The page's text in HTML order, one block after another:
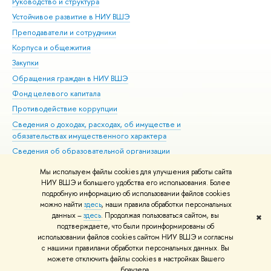
Мы используем файлы cookies для улучшения работы сайта
НИУ ВШЭ и большего удобства его использования. Более
подробную информацию об использовании файлов cookies
можно найти здесь, наши правила обработки персональных
данных –здесь. Продолжая пользоваться сайтом, вы
подтверждаете, что были проинформированы об
использовании файлов cookies сайтом НИУ ВШЭ и согласны
с нашими правилами обработки персональных данных. Вы
можете отключить файлы cookies в настройках Вашего
✖
Устойчивое развитие в НИУ ВШЭ
Преподаватели и сотрудники
Корпуса и общежития
Закупки
Обращения граждан в НИУ ВШЭ
Фонд целевого капитала
Противодействие коррупции
Сведения о доходах, расходах, об имуществе и
обязательствах имущественного характера
Сведения об образовательной организации
Людям с ограниченными возможностями здоровья
Единая платежная страница
Работа в Вышке
© НИУ ВШЭ 1993–2026 Адреса и контакты Условия использования
материалов Политика конфиденциальности Карта сайта
Шрифты HSE Sans и HSE Slab разработаны вШколе дизайна НИУ ВШЭ